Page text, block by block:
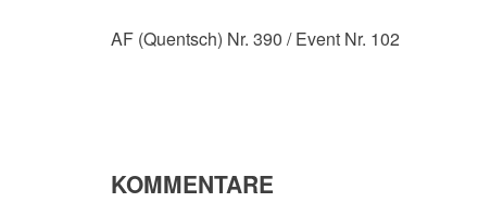
AF (Quentsch) Nr. 390 / Event Nr. 102
KOMMENTARE